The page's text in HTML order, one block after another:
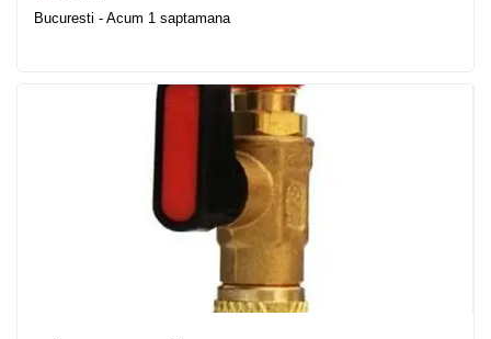
Bucuresti - Acum 1 saptamana